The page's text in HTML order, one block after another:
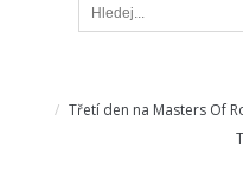
Třetí den na Masters Of